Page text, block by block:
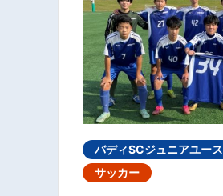
バディSCジュニアユース
サッカー